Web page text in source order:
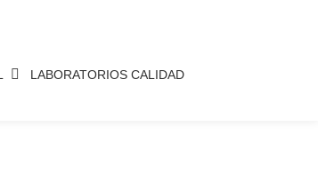
LABORATORIOS CALIDAD